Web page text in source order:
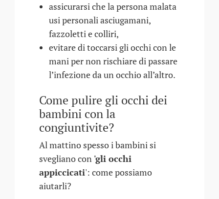
assicurarsi che la persona malata
usi personali asciugamani,
fazzoletti e colliri,
evitare di toccarsi gli occhi con le
mani per non rischiare di passare
l’infezione da un occhio all’altro.
Come pulire gli occhi dei
bambini con la
congiuntivite?
Al mattino spesso i bambini si
svegliano con 'gli occhi
appiccicati': come possiamo
aiutarli?